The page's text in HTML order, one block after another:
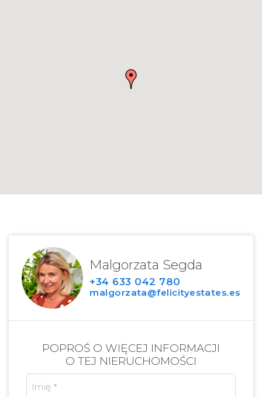
Malgorzata Segda
+34 633 042 780
malgorzata@felicityestates.es
POPROŚ O WIĘCEJ INFORMACJI
O TEJ NIERUCHOMOŚCI